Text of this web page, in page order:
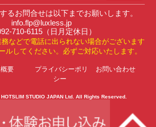
るお問合せは以下までお願いします。
info.flp@luxless.jp
710-6115（日月定休日）
などで電話に出られない場合がございます
ルしてください。必ずご対応いたします。
要
プライバシーポリ
シー
お問い合わせ
HOTSLIM STUDIO JAPAN Ltd. All Rights Reserved.